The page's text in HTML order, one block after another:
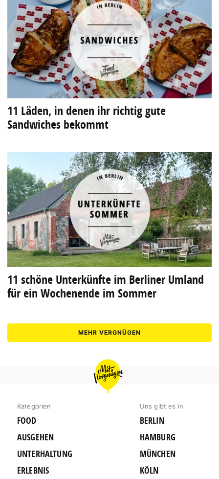
11 Läden, in denen ihr richtig gute
Sandwiches bekommt
11 schöne Unterkünfte im Berliner Umland
für ein Wochenende im Sommer
MEHR VERGNÜGEN
MIT
VERGNÜGEN
BERLIN
Kategorien
FOOD
AUSGEHEN
UNTERHALTUNG
ERLEBNIS
Uns gibt es in
BERLIN
HAMBURG
MÜNCHEN
KÖLN